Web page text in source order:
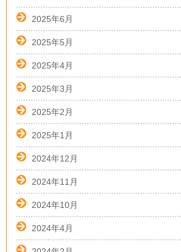
2025年6月
2025年5月
2025年4月
2025年3月
2025年2月
2025年1月
2024年12月
2024年11月
2024年10月
2024年4月